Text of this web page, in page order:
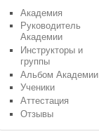
Академия
Руководитель
Академии
Инструкторы и
группы
Альбом Академии
Ученики
Аттестация
Отзывы